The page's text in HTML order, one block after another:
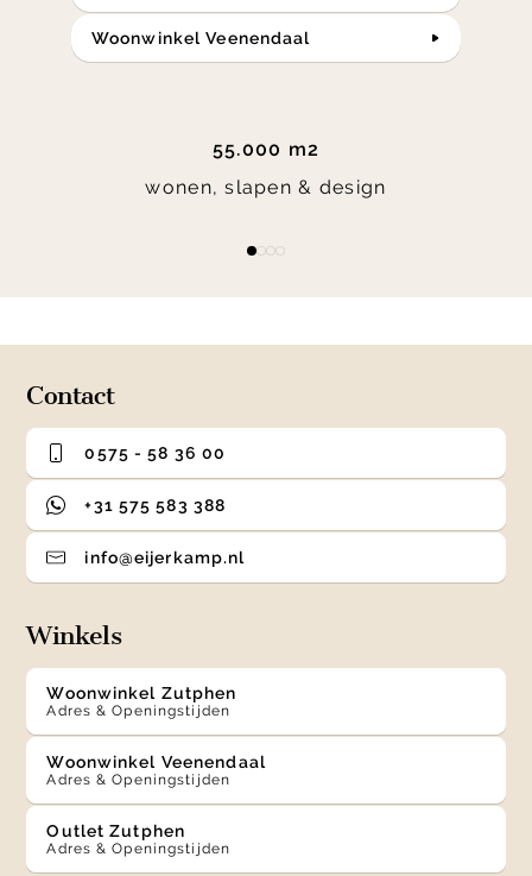
Woonwinkel Veenendaal
55.000 m2
wonen, slapen & design
Contact
0575 - 58 36 00
+31 575 583 388
info@eijerkamp.nl
Winkels
Woonwinkel Zutphen
Adres & Openingstijden
Woonwinkel Veenendaal
Adres & Openingstijden
Outlet Zutphen
Adres & Openingstijden